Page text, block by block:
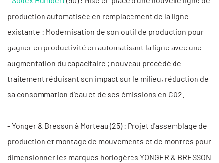
production automatisée en remplacement de la ligne
existante : Modernisation de son outil de production pour
gagner en productivité en automatisant la ligne avec une
augmentation du capacitaire ; nouveau procédé de
traitement réduisant son impact sur le milieu, réduction de
sa consommation d'eau et de ses émissions en CO2.
- Yonger & Bresson à Morteau (25) : Projet d'assemblage de
production et montage de mouvements et de montres pour
dimensionner les marques horlogères YONGER & BRESSON